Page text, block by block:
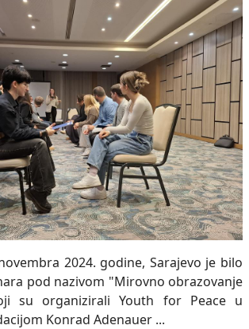
2024. godine, Sarajevo je bilo
pod nazivom "Mirovno obrazovanje
su organizirali Youth for Peace u
Konrad Adenauer ...